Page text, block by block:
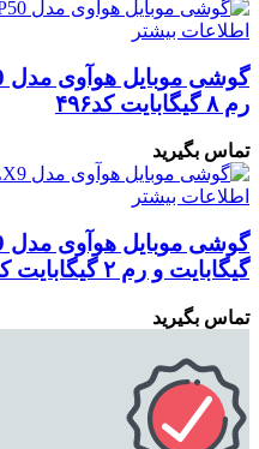
اطلاعات بیشتر
رم ۸ گیگابایت کد۴۹۶
تماس بگیرید
اطلاعات بیشتر
گیگابایت و رم ۲ گیگابایت کد۴۹۸
تماس بگیرید